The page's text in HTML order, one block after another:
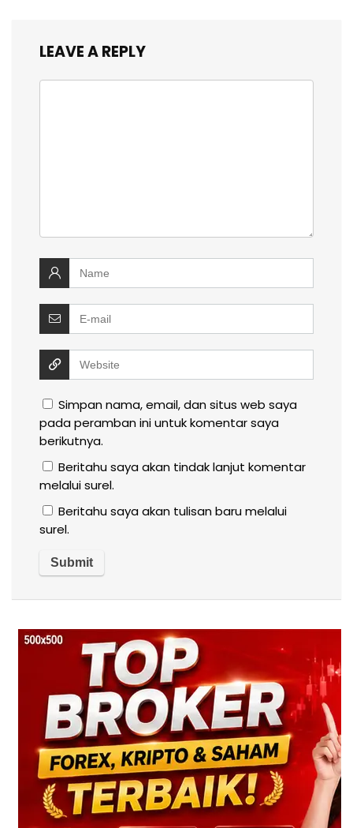
LEAVE A REPLY
Simpan nama, email, dan situs web saya
pada peramban ini untuk komentar saya
berikutnya.
Beritahu saya akan tindak lanjut komentar
melalui surel.
Beritahu saya akan tulisan baru melalui
surel.